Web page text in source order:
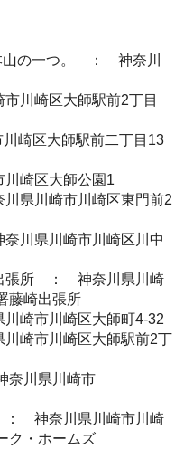
山の一つ。 ： 神奈川
川崎区大師駅前2丁目
崎区大師駅前二丁目13
崎区大師公園1
県川崎市川崎区東門前2
川県川崎市川崎区川中
張所 ： 神奈川県川崎
藤崎出張所
崎市川崎区大師町4-32
崎市川崎区大師駅前2丁
川県川崎市
： 神奈川県川崎市川崎
ク・ホームズ